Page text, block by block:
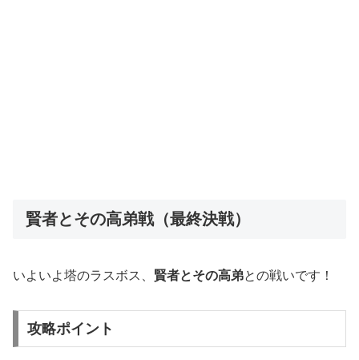
賢者とその高弟戦（最終決戦）
いよいよ塔のラスボス、 賢者とその高弟との戦いです！
攻略ポイント